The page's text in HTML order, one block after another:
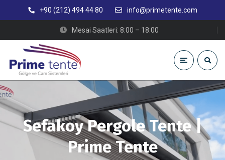
+90 (212) 494 44 80 info@primetente.com
Mesai Saatleri: 8:00 – 18:00
Sefakoy Pergole Tente |
Prime Tente